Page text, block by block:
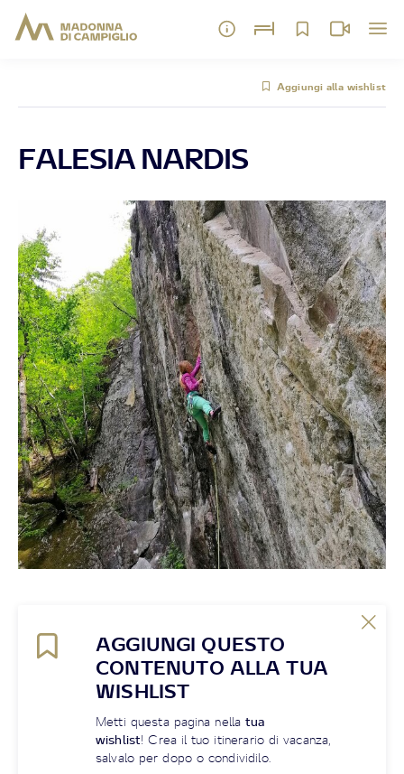
Aggiungi alla wishlist
FALESIA NARDIS
AGGIUNGI QUESTO
CONTENUTO ALLA TUA
WISHLIST
Metti questa pagina nellatua
wishlist! Crea il tuo itinerario di vacanza,
salvalo per dopo o condividilo.